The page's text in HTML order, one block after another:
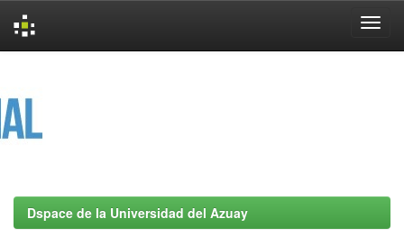
Dspace de la Universidad del Azuay